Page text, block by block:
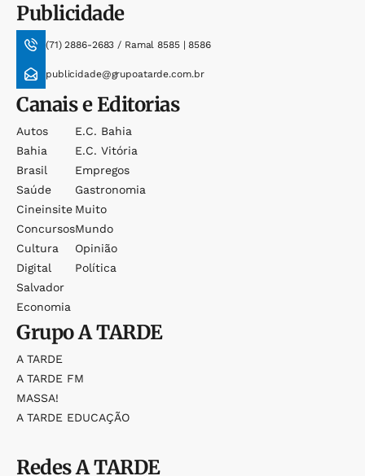
Publicidade
(71) 2886-2683 / Ramal 8585 | 8586
publicidade@grupoatarde.com.br
Canais e Editorias
Autos
Bahia
Brasil
Saúde
Cineinsite
Concursos
Cultura
Digital
Salvador
Economia
E.c. Bahia
E.c. Vitória
Empregos
Gastronomia
Muito
Mundo
Opinião
Política
GrupoA TARDE
A TARDE
A TARDE FM
MASSA!
A TARDE EDUCAÇÃO
RedesA TARDE